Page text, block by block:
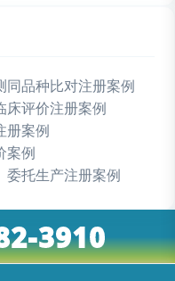
同品种比对注册案例
床评价注册案例
册案例
案例
委托生产注册案例
3910